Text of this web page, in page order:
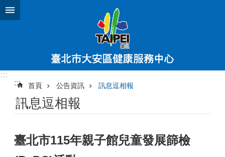
跳到主要內容區塊
:::
:::
首頁 公告資訊 訊息逗相報
訊息逗相報
臺北市115年親子館兒童發展篩檢